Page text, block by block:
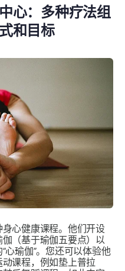
心：多种疗法组
和目标
心健康课程。他们开设
（基于瑜伽五要点）以
心瑜伽”。您还可以体验他
课程，例如垫上普拉